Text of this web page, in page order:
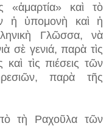
καὶ τὸ
ἡ ὑπομονὴ καὶ ἡ
Γλῶσσα, νὰ
σὲ γενιά, παρὰ τὶς
καὶ τὶς πιέσεις τῶν
παρὰ τῆς
τὴ Ραχοῦλα τῶν